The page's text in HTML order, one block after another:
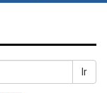
Ir